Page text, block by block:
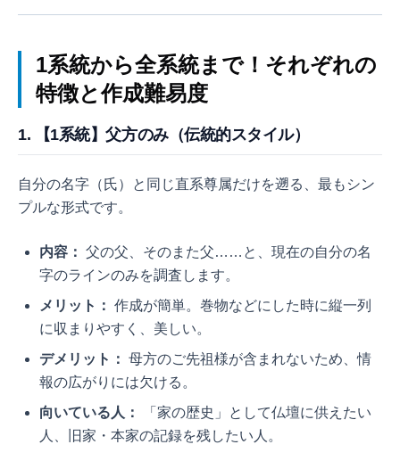
1系統から全系統まで！それぞれの
特徴と作成難易度
1. 【1系統】父方のみ（伝統的スタイル）
自分の名字（氏）と同じ直系尊属だけを遡る、最もシン
プルな形式です。
内容： 父の父、そのまた父……と、現在の自分の名
字のラインのみを調査します。
メリット： 作成が簡単。巻物などにした時に縦一列
に収まりやすく、美しい。
デメリット： 母方のご先祖様が含まれないため、情
報の広がりには欠ける。
向いている人：
「家の歴史」として仏壇に供えたい
人、旧家・本家の記録を残したい人。